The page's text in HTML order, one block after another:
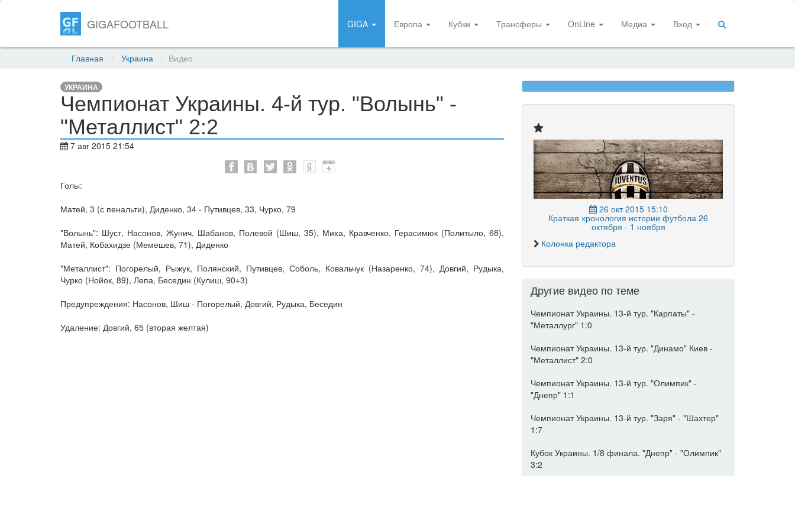
GIGAFOOTBALL GIGA Европа Кубки Трансферы OnLine Медиа Вход
Главная Украина Видео
УКРАИНА
Чемпионат Украины. 4-й тур. "Волынь" -
"Металлист" 2:2
7 авг 2015 21:54
Голы:
Матей, 3 (с пенальти), Диденко, 34 - Путивцев, 33, Чурко, 79
"Волынь": Шуст, Насонов, Жунич, Шабанов, Полевой (Шиш, 35), Миха, Кравченко, Герасимюк (Политыло, 68),
Матей, Кобахидзе (Мемешев, 71), Диденко
"Металлист": Погорелый, Рыжук, Полянский, Путивцев, Соболь, Ковальчук (Назаренко, 74), Довгий, Рудыка,
Чурко (Нойок, 89), Лепа, Беседин (Кулиш, 90+3)
Предупреждения: Насонов, Шиш - Погорелый, Довгий, Рудыка, Беседин
Удаление: Довгий, 65 (вторая желтая)
26 окт 2015 15:10
Краткая хронология истории футбола 26
октября - 1 ноября
Колонка редактора
Другие видео по теме
Чемпионат Украины. 13-й тур. "Карпаты" -
"Металлург" 1:0
Чемпионат Украины. 13-й тур. "Динамо" Киев -
"Металлист" 2:0
Чемпионат Украины. 13-й тур. "Олимпик" -
"Днепр" 1:1
Чемпионат Украины. 13-й тур. "Заря" - "Шахтер"
1:7
Кубок Украины. 1/8 финала. "Днепр" - "Олимпик"
3:2